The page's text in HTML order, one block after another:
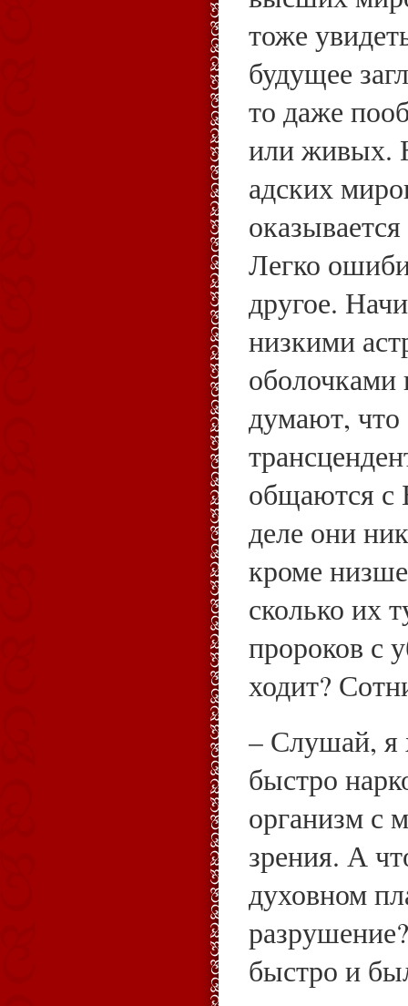
тоже
будущее
то даже
или живых.
адских
Легко
другое.
низкими
думают, что
общаются с
деле они
кроме
сколько их
пророков с
ходит?
– Слушай, я
быстро
организм с
зрения. А
духовном
быстро и